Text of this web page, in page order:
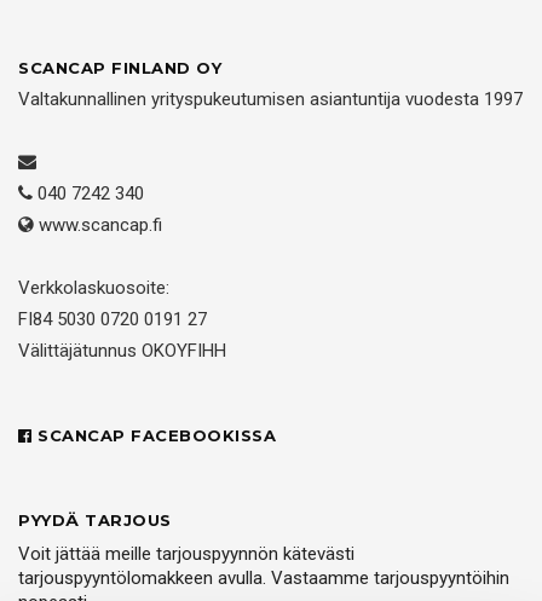
SCANCAP FINLAND OY
Valtakunnallinen yrityspukeutumisen asiantuntija vuodesta 1997
040 7242 340
www.scancap.fi
Verkkolaskuosoite:
FI84 5030 0720 0191 27
Välittäjätunnus OKOYFIHH
SCANCAP FACEBOOKISSA
PYYDÄ TARJOUS
Voit jättää meille tarjouspyynnön kätevästi
tarjouspyyntölomakkeen avulla. Vastaamme tarjouspyyntöihin